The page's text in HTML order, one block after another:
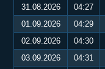
31.08.2026
04:27
01.09.2026
04:29
02.09.2026
04:30
03.09.2026
04:31